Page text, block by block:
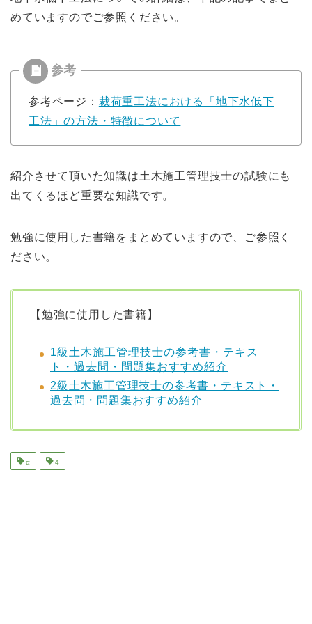
めていますのでご参照ください。
参考ページ： 裁荷重工法における「地下水低下
工法」の方法・特徴について
紹介させて頂いた知識は土木施工管理技士の試験にも
出てくるほど重要な知識です。
勉強に使用した書籍をまとめていますので、ご参照く
ださい。
【 勉強に使用した書籍】
1級土木施工管理技士の参考書・テキス
ト・過去問・問題集おすすめ紹介
2級土木施工管理技士の参考書・テキスト・
過去問・問題集おすすめ紹介
α 4